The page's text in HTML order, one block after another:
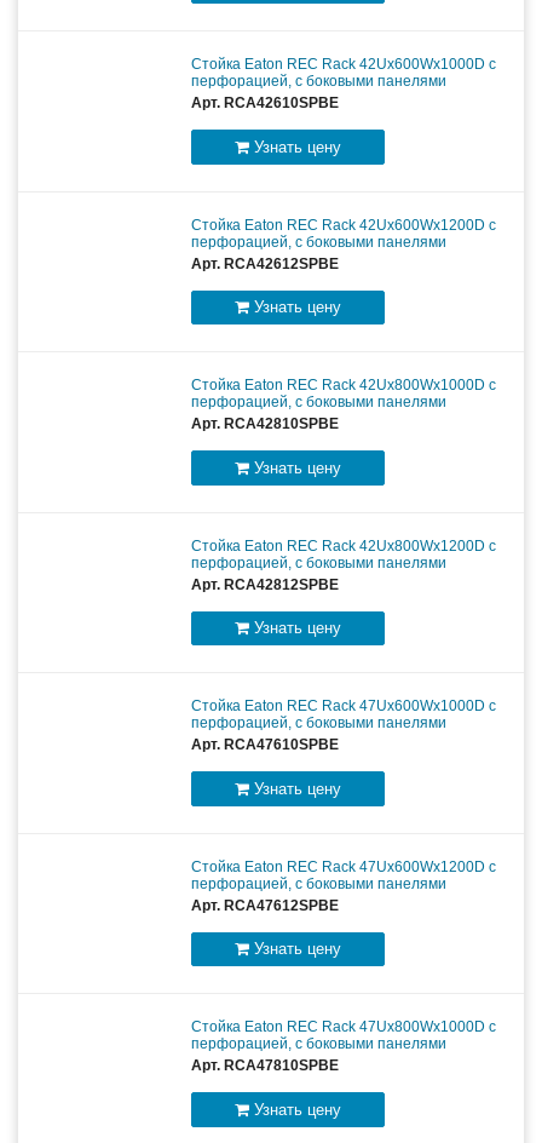
Стойка Eaton REC Rack 42Ux600Wx1000D с
перфорацией, с боковыми панелями
Арт. RCA42610SPBE
Узнать цену
Стойка Eaton REC Rack 42Ux600Wx1200D с
перфорацией, с боковыми панелями
Арт. RCA42612SPBE
Узнать цену
Стойка Eaton REC Rack 42Ux800Wx1000D с
перфорацией, с боковыми панелями
Арт. RCA42810SPBE
Узнать цену
Стойка Eaton REC Rack 42Ux800Wx1200D с
перфорацией, с боковыми панелями
Арт. RCA42812SPBE
Узнать цену
Стойка Eaton REC Rack 47Ux600Wx1000D с
перфорацией, с боковыми панелями
Арт. RCA47610SPBE
Узнать цену
Стойка Eaton REC Rack 47Ux600Wx1200D с
перфорацией, с боковыми панелями
Арт. RCA47612SPBE
Узнать цену
Стойка Eaton REC Rack 47Ux800Wx1000D с
перфорацией, с боковыми панелями
Арт. RCA47810SPBE
Узнать цену